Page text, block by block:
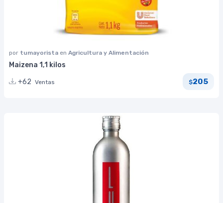
por tumayorista en Agricultura y Alimentación
Maizena 1,1 kilos
+62 Ventas $205